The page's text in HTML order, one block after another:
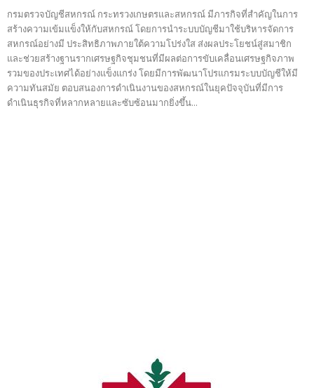
กรมตรวจบัญชีสหกรณ์ กระทรวงเกษตรและสหกรณ์ มีภารกิจที่สำคัญในการ
สร้างความเข้มแข็งให้กับสหกรณ์ โดยการนำระบบบัญชีมาใช้บริหารจัดการ
สหกรณ์อย่างมี ประสิทธิภาพภายใต้ความโปร่งใส ส่งผลประโยชน์สู่สมาชิก
และช่วยสร้างฐานรากเศรษฐกิจชุมชนที่มีผลต่อการขับเคลื่อนเศรษฐกิจภาพ
รวมของประเทศได้อย่างแข็งแกร่ง โดยมีการพัฒนาโปรแกรมระบบบัญชีให้มี
ความทันสมัย ตอบสนองการดำเนินงานของสหกรณ์ในยุคปัจจุบันที่มีการ
ดำเนินธุรกิจที่หลากหลายและซับซ้อนมากยิ่งขึ้น...